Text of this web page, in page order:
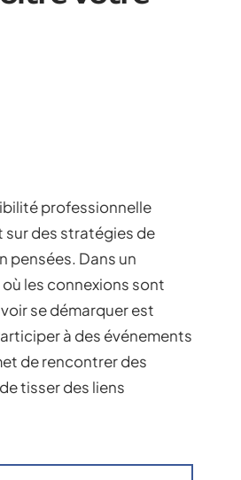
professionnelle
sur des stratégies de
pensées. Dans un
les connexions sont
se démarquer est
à des événements
de rencontrer des
tisser des liens